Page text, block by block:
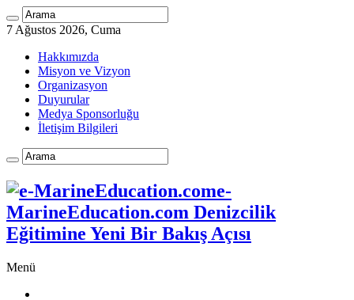
7 Ağustos 2026, Cuma
Hakkımızda
Misyon ve Vizyon
Organizasyon
Duyurular
Medya Sponsorluğu
İletişim Bilgileri
e-
MarineEducation.com Denizcilik
Eğitimine Yeni Bir Bakış Açısı
Menü